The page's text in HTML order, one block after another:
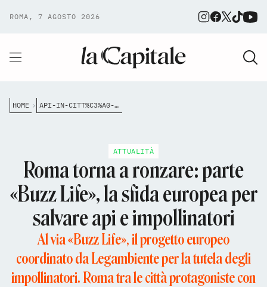
ROMA, 7 AGOSTO 2026
HOME API-IN-CITT%C3%A0-AL-VIA-IL-PROGETTO-EUROPEO-BUZZ-LIFE-ROMA-IN-PRIMA-LINEA-PER-SALVARE-GLI-IMPOLLINATORI
ATTUALITÀ
Roma torna a ronzare: parte
«Buzz Life», la sfida europea per
salvare api e impollinatori
Al via «Buzz Life», il progetto europeo
coordinato da Legambiente per la tutela degli
impollinatori. Roma tra le città protagoniste con